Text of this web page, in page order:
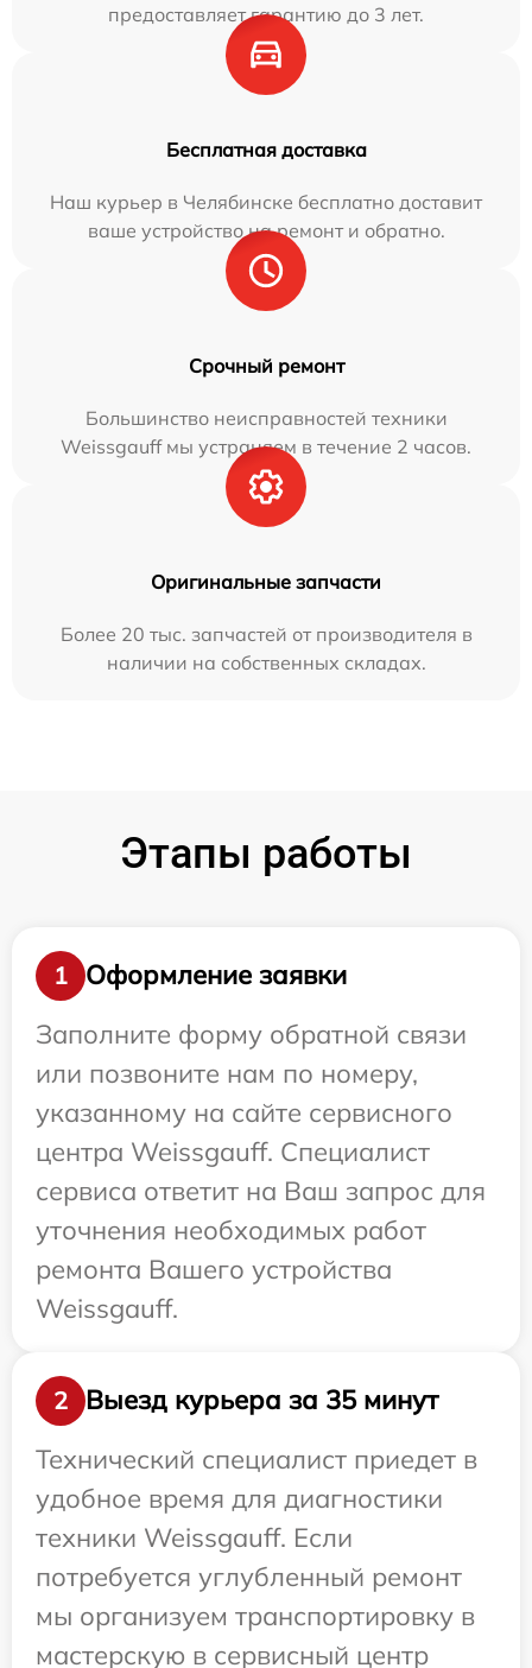
предоставляет гарантию до 3 лет.
Бесплатная доставка
Наш курьер в Челябинске бесплатно доставит
ваше устройство на ремонт и обратно.
Срочный ремонт
Большинство неисправностей техники
Weissgauff мы устраняем в течение 2 часов.
Оригинальные запчасти
Более 20 тыс. запчастей от производителя в
наличии на собственных складах.
Этапы работы
1
Оформление заявки
Заполните форму обратной связи
или позвоните нам по номеру,
указанному на сайте сервисного
центра Weissgauff. Специалист
сервиса ответит на Ваш запрос для
уточнения необходимых работ
ремонта Вашего устройства
Weissgauff.
2
Выезд курьера за 35 минут
Технический специалист приедет в
удобное время для диагностики
техники Weissgauff. Если
потребуется углубленный ремонт
мы организуем транспортировку в
мастерскую в сервисный центр